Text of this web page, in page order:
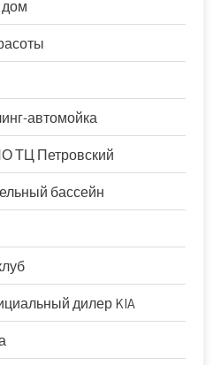
автомойка
ТЦ Петровский
бассейн
дилер KIA